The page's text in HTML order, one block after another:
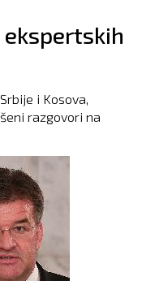
ekspertskih
i Kosova,
razgovori na